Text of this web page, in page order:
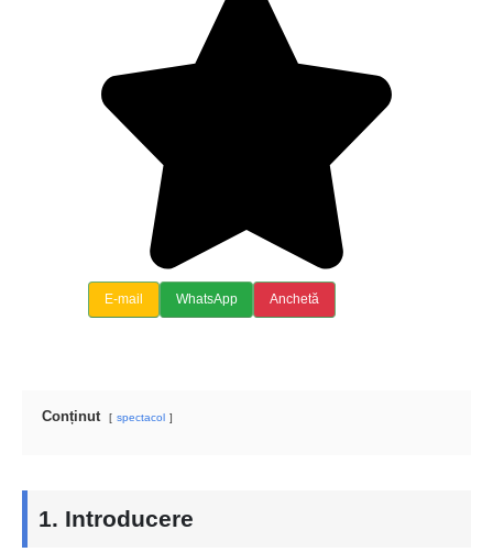
E-mail WhatsApp Anchetă
Conținut spectacol
1. Introducere